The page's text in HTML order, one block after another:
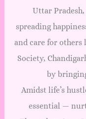
Uttar Pradesh,
spreading
and care for others
Society,
by
Amidst life’s
essential —